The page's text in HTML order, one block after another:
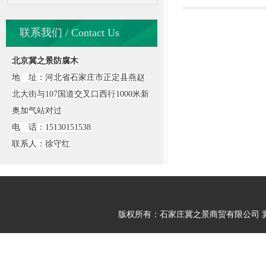
联系我们 / Contact Us
北京冀之景防腐木
地 址：河北省石家庄市正定县燕赵
北大街与107国道交叉口西行1000米新
奥加气站对过
电 话：15130151538
联系人：徐守红
版权所有：石家庄冀之景商贸有限公司